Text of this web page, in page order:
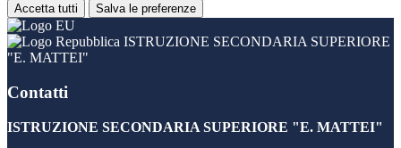
Accetta tutti Salva le preferenze
ISTRUZIONE SECONDARIA SUPERIORE
"E. MATTEI"
Contatti
ISTRUZIONE SECONDARIA SUPERIORE "E. MATTEI"